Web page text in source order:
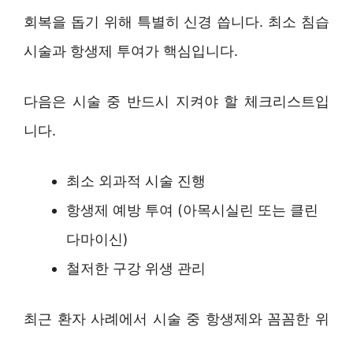
회복을 돕기 위해 특별히 신경 씁니다. 최소 침습
시술과 항생제 투여가 핵심입니다.
다음은 시술 중 반드시 지켜야 할 체크리스트입
니다.
최소 외과적 시술 진행
항생제 예방 투여 (아목시실린 또는 클린
다마이신)
철저한 구강 위생 관리
최근 환자 사례에서 시술 중 항생제와 꼼꼼한 위